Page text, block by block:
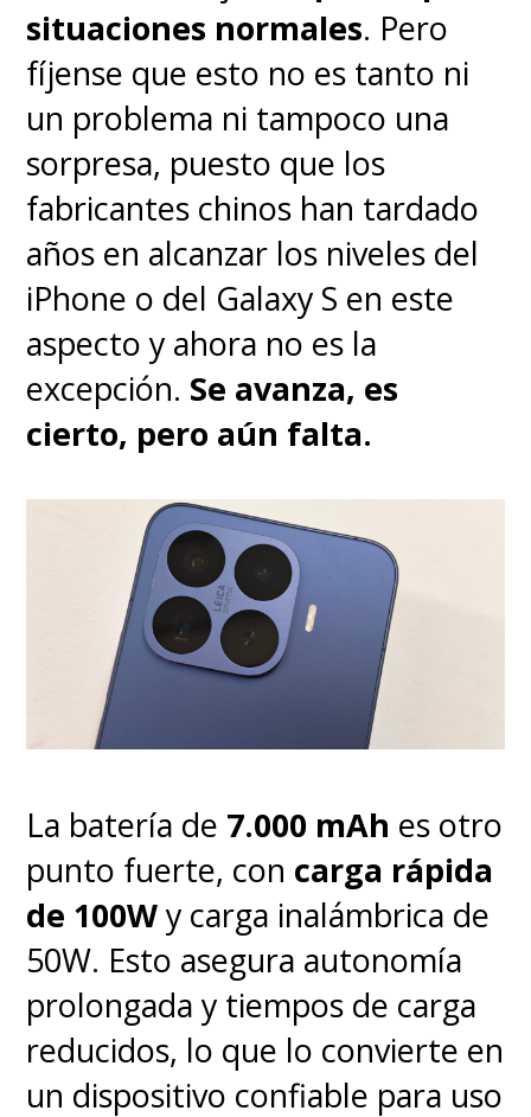
recomendación es ver esta
película en la sala más grande
posible y con el mejor sonido,
existiendo para aquello dos
salas IMAX en Chile. Ahí la
experiencia será total.
situaciones normales. Pero
fíjense que esto no es tanto ni
un problema ni tampoco una
sorpresa, puesto que los
fabricantes chinos han tardado
años en alcanzar los niveles del
iPhone o del Galaxy S en este
aspecto y ahora no es la
excepción. Se avanza, es
cierto, pero aún falta.
La batería de 7.000 mAh es otro
punto fuerte, con carga rápida
de 100Wy carga inalámbrica de
50W. Esto asegura autonomía
prolongada y tiempos de carga
reducidos, lo que lo convierte en
un dispositivo confiable para uso